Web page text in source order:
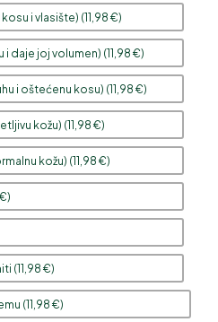
i vlasište) (11,98 €)
i daje joj volumen) (11,98 €)
i oštećenu kosu) (11,98 €)
kožu) (11,98 €)
kožu) (11,98 €)
€)
(11,98 €)
(11,98 €)